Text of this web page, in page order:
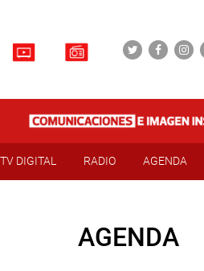
TV DIGITAL RADIO AGENDA
AGENDA